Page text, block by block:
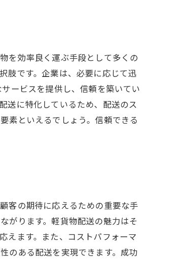
を効率良く運ぶ手段として多くの
肢です。企業は、必要に応じて迅
ービスを提供し、信頼を築いてい
送に特化しているため、配送のス
素といえるでしょう。信頼できる
客の期待に応えるための重要な手
がります。軽貨物配送の魅力はそ
えます。また、コストパフォーマ
のある配送を実現できます。成功